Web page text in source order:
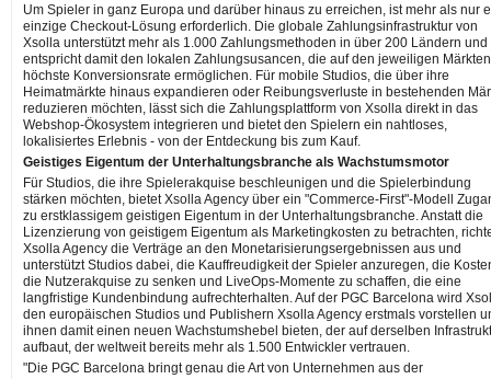
Um Spieler in ganz Europa und darüber hinaus zu erreichen, ist mehr als nur
einzige Checkout-Lösung erforderlich. Die globale Zahlungsinfrastruktur von
Xsolla unterstützt mehr als 1.000 Zahlungsmethoden in über 200 Ländern und
entspricht damit den lokalen Zahlungsusancen, die auf den jeweiligen
höchste Konversionsrate ermöglichen. Für mobile Studios, die über ihre
Heimatmärkte hinaus expandieren oder Reibungsverluste in bestehenden
reduzieren möchten, lässt sich die Zahlungsplattform von Xsolla direkt in das
Webshop-Ökosystem integrieren und bietet den Spielern ein nahtloses,
lokalisiertes Erlebnis - von der Entdeckung bis zum Kauf.
Geistiges Eigentum der Unterhaltungsbranche als Wachstumsmotor
Für Studios, die ihre Spielerakquise beschleunigen und die Spielerbindung
stärken möchten, bietet Xsolla Agency über ein "Commerce-First"-Modell
zu erstklassigem geistigen Eigentum in der Unterhaltungsbranche. Anstatt die
Lizenzierung von geistigem Eigentum als Marketingkosten zu betrachten,
Xsolla Agency die Verträge an den Monetarisierungsergebnissen aus und
unterstützt Studios dabei, die Kauffreudigkeit der Spieler anzuregen, die
die Nutzerakquise zu senken und LiveOps-Momente zu schaffen, die eine
langfristige Kundenbindung aufrechterhalten. Auf der PGC Barcelona wird
den europäischen Studios und Publishern Xsolla Agency erstmals vorstellen
ihnen damit einen neuen Wachstumshebel bieten, der auf derselben
aufbaut, der weltweit bereits mehr als 1.500 Entwickler vertrauen.
"Die PGC Barcelona bringt genau die Art von Unternehmen aus der